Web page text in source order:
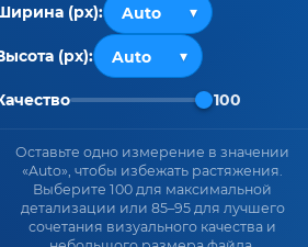
(px):
(px):
100
Оставьте одно измерение в значении
«Auto», чтобы избежать растяжения.
Выберите 100 для максимальной
детализации или 85–95 для лучшего
сочетания визуального качества и